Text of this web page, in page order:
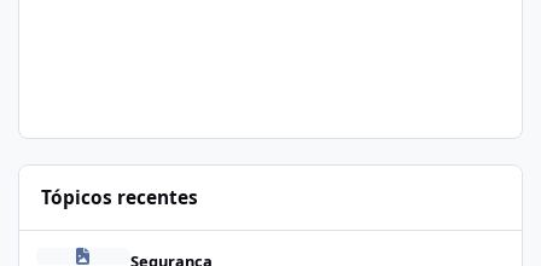
Tópicos recentes
Zapscape (CVE-2026-64561) no CloudLinux: Como Afeta cPanel